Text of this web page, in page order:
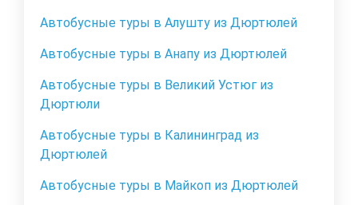
Автобусные туры в Алушту из Дюртюлей
Автобусные туры в Анапу из Дюртюлей
Автобусные туры в Великий Устюг из
Дюртюли
Автобусные туры в Калининград из
Дюртюлей
Автобусные туры в Майкоп из Дюртюлей